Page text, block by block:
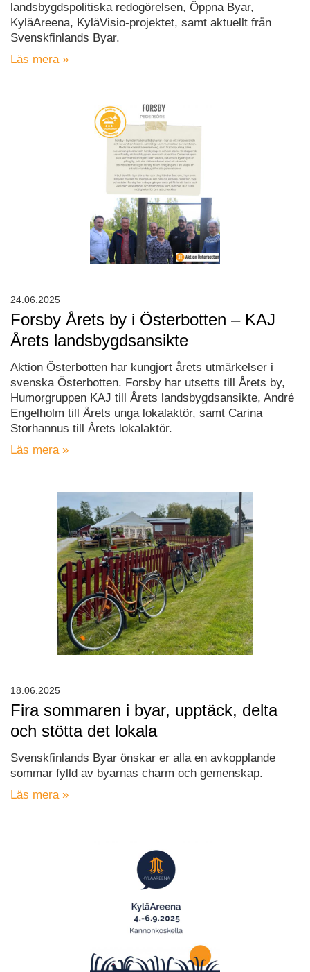
landsbygdspolitiska redogörelsen, Öppna Byar,
KyläAreena, KyläVisio-projektet, samt aktuellt från
Svenskfinlands Byar.
Läs mera »
Forsby Årets by i Österbotten – KAJ
Årets landsbygdsansikte
Aktion Österbotten har kungjort årets utmärkelser i
svenska Österbotten. Forsby har utsetts till Årets by,
Humorgruppen KAJ till Årets landsbygdsansikte, André
Engelholm till Årets unga lokalaktör, samt Carina
Storhannus till Årets lokalaktör.
Läs mera »
24.06.2025
Fira sommaren i byar, upptäck, delta
och stötta det lokala
Svenskfinlands Byar önskar er alla en avkopplande
sommar fylld av byarnas charm och gemenskap.
Läs mera »
18.06.2025